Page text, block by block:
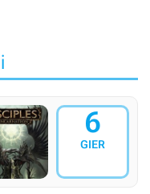
6
GIER